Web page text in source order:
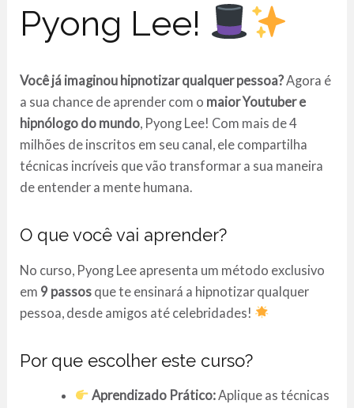
Pyong Lee!
Você já imaginou hipnotizar qualquer pessoa?Agora é
a sua chance de aprender com o maior Youtuber e
hipnólogo do mundo, Pyong Lee! Com mais de 4
milhões de inscritos em seu canal, ele compartilha
técnicas incríveis que vão transformar a sua maneira
de entender a mente humana.
O que você vai aprender?
No curso, Pyong Lee apresenta um método exclusivo
em 9 passos que te ensinará a hipnotizar qualquer
pessoa, desde amigos até celebridades!
Por que escolher este curso?
Aprendizado Prático:Aplique as técnicas